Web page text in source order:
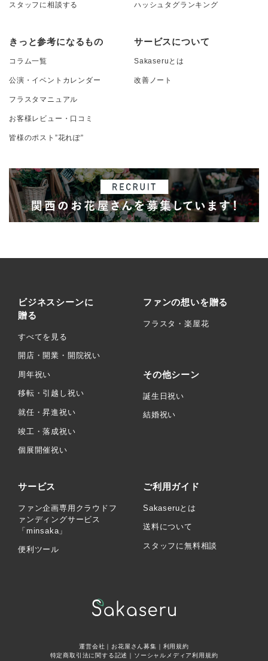
スタッフに相談する ハッシュタグランキング
きっと参考になるもの
コラム一覧
公演・イベントカレンダー
フラスタマニュアル
お客様レビュー・口コミ
皆様のポスト”花れぽ”
サービスについて
Sakaseruとは
改善ノート
ビジネスシーンに
贈る
すべてを見る
開店・開業・開院祝い
周年祝い
移転・引越し祝い
就任・昇進祝い
竣工・落成祝い
個展開催祝い
ファンの想いを贈る
フラスタ・楽屋花
その他シーン
誕生日祝い
結婚祝い
サービス
ファン企画専用クラウドフ
ァンディングサービス
「minsaka」
便利ツール
ご利用ガイド
Sakaseruとは
送料について
スタッフに無料相談
運営会社 ｜ お花屋さん募集 ｜ 利用規約
特定商取引法に関する記述 ｜ ソーシャルメディア利用規約